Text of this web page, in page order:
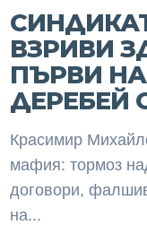
ВЗРИВИ
ПЪРВИ
ДЕРЕБЕЙ
Красимир
мафия: тормоз
договори,
на...